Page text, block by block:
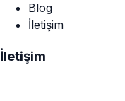
Blog
İletişim
İletişim